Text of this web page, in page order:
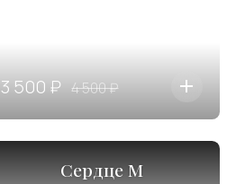
3 500 ₽ 4 500 ₽
Сердце М